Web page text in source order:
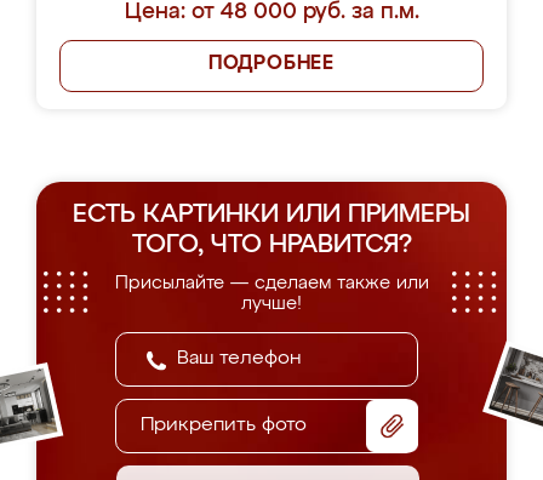
Цена: от 48 000 руб. за п.м.
ПОДРОБНЕЕ
ЕСТЬ КАРТИНКИ ИЛИ ПРИМЕРЫ
ТОГО, ЧТО НРАВИТСЯ?
Присылайте — сделаем также или
лучше!
Прикрепить фото